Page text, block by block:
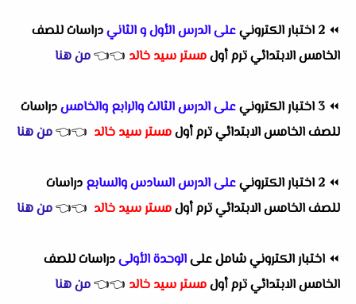
⏪ 2 اختبار الكتروني على الدرس الأول و الثانيدراسات للصف
الخامس الابتدائي ترم أولمستر سيد خالد 👈
👈من هنا
⏪ 3 اختبار الكتروني على الدرس الثالث والرابع والخامسدراسات
للصف الخامس الابتدائي ترم أولمستر سيد خالد 👈
👈من هنا
⏪ 2 اختبار الكتروني على الدرس السادس والسابع دراسات
للصف الخامس الابتدائي ترم أولمستر سيد خالد 👈
👈من هنا
⏪ اختبار الكتروني شامل علىالوحدة الأولىدراسات للصف
الخامس الابتدائي ترم أولمستر سيد خالد 👈
👈من هنا